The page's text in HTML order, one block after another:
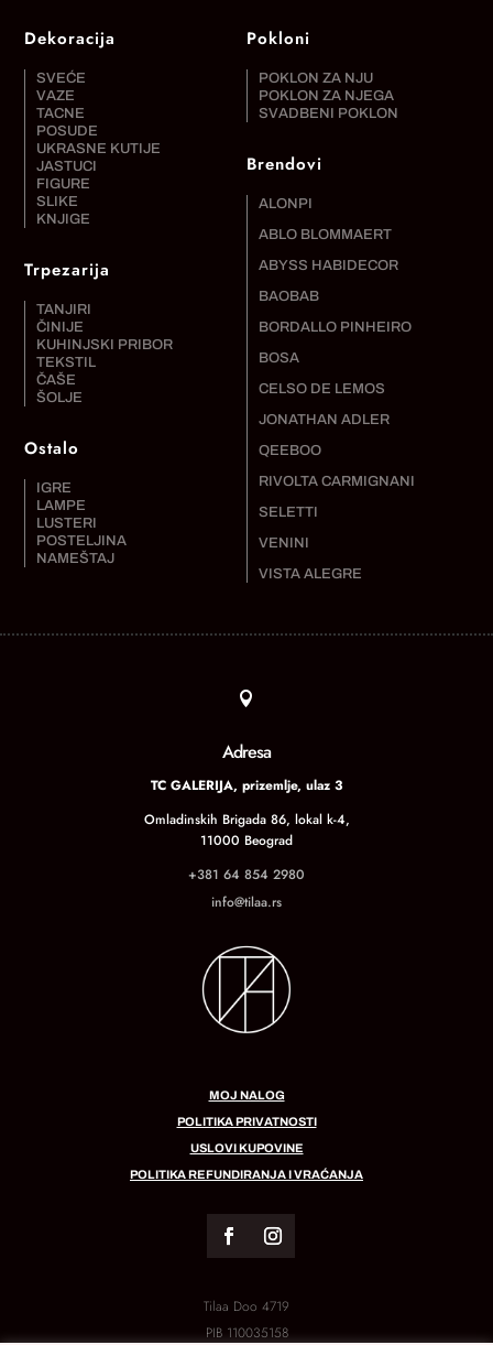
Dekoracija
SVEĆE
VAZE
TACNE
POSUDE
UKRASNE KUTIJE
JASTUCI
FIGURE
SLIKE
KNJIGE
Trpezarija
TANJIRI
ČINIJE
KUHINJSKI PRIBOR
TEKSTIL
ČAŠE
ŠOLJE
Ostalo
IGRE
LAMPE
LUSTERI
POSTELJINA
NAMEŠTAJ
Pokloni
POKLON ZA NJU
POKLON ZA NJEGA
SVADBENI POKLON
Brendovi
ALONPI
ABLO BLOMMAERT
ABYSS HABIDECOR
BAOBAB
BORDALLO PINHEIRO
BOSA
CELSO DE LEMOS
JONATHAN ADLER
QEEBOO
RIVOLTA CARMIGNANI
SELETTI
VENINI
VISTA ALEGRE

Adresa
TC GALERIJA, prizemlje, ulaz 3
Omladinskih Brigada 86, lokal k-4,
11000 Beograd
+381 64 854 2980
info@tilaa.rs
MOJ NALOG
POLITIKA PRIVATNOSTI
USLOVI KUPOVINE
POLITIKA REFUNDIRANJA I VRAĆANJA
Tilaa Doo 4719
PIB 110035158